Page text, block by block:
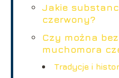
Jakie
czerwony?
Czy można
muchomora
Tradycje i